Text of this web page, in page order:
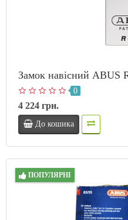
Замок навісний ABUS
0
4 224 грн.
До кошика
ПОПУЛЯРНІ